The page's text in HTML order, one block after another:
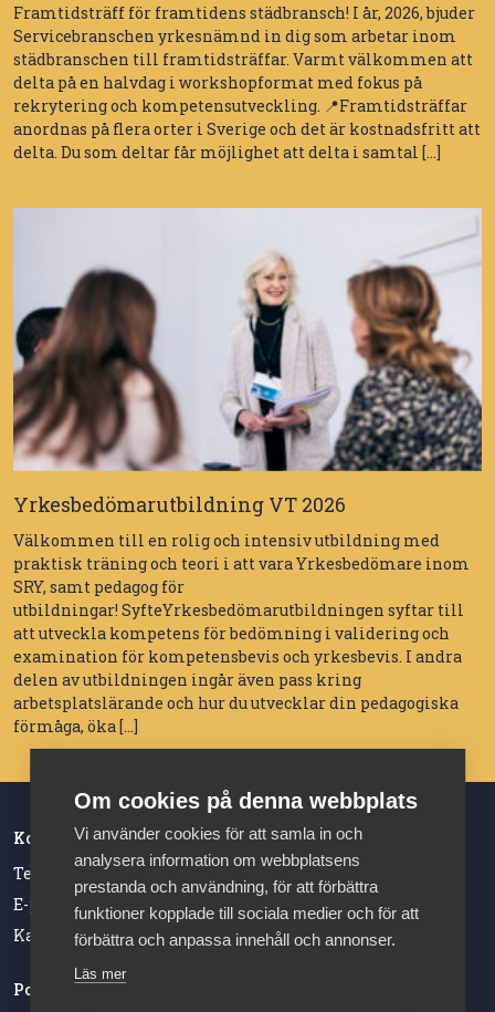
Framtidsträff för framtidens städbransch! I år, 2026, bjuder
Servicebranschen yrkesnämnd in dig som arbetar inom
städbranschen till framtidsträffar. Varmt välkommen att
delta på en halvdag i workshopformat med fokus på
rekrytering och kompetensutveckling. 📍Framtidsträffar
anordnas på flera orter i Sverige och det är kostnadsfritt att
delta. Du som deltar får möjlighet att delta i samtal […]
Yrkesbedömarutbildning VT 2026
Välkommen till en rolig och intensiv utbildning med
praktisk träning och teori i att vara Yrkesbedömare inom
SRY, samt pedagog för
utbildningar! SyfteYrkesbedömarutbildningen syftar till
att utveckla kompetens för bedömning i validering och
examination för kompetensbevis och yrkesbevis. I andra
delen av utbildningen ingår även pass kring
arbetsplatslärande och hur du utvecklar din pedagogiska
förmåga, öka […]
Kontakt
Telefonnummer: 08-762 60 20
E-post: sry@almega.se
Kansliet har öppet vardagar 09.00-12.00
Postadress
Om cookies på denna webbplats
Vi använder cookies för att samla in och
analysera information om webbplatsens
prestanda och användning, för att förbättra
funktioner kopplade till sociala medier och för att
förbättra och anpassa innehåll och annonser.
Läs mer